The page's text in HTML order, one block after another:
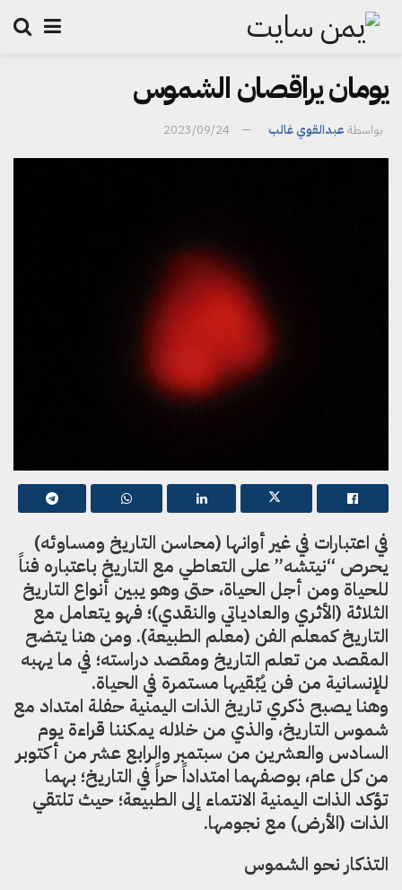
يومان يراقصان الشموس
بواسطةعبدالقوي غالب 2023/09/24
في اعتبارات في غير أوانها (محاسن التاريخ ومساوئه)
يحرص “نيتشه” على التعاطي مع التاريخ باعتباره فناً
للحياة ومن أجل الحياة، حتى وهو يبين أنواع التاريخ
الثلاثة (الأثري والعادياتي والنقدي)؛ فهو يتعامل مع
التاريخ كمعلم الفن (معلم الطبيعة). ومن هنا يتضح
المقصد من تعلم التاريخ ومقصد دراسته؛ في ما يهبه
للإنسانية من فن يُبْقيها مستمرة في الحياة.
وهنا يصبح ذكري تاريخ الذات اليمنية حفلة امتداد مع
شموس التاريخ، والذي من خلاله يمكننا قراءة يوم
السادس والعشرين من سبتمبر والرابع عشر من أكتوبر
من كل عام، بوصفهما امتداداً حراً في التاريخ؛ بهما
تؤكد الذات اليمنية الانتماء إلى الطبيعة؛ حيث تلتقي
الذات (الأرض) مع نجومها.
التذكار نحو الشموس